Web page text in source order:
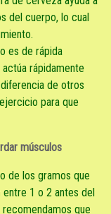
del cuerpo, lo cual
es de rápida
rápidamente
de otros
para que
músculos
de los gramos que
1 o 2 antes del
recomendamos que